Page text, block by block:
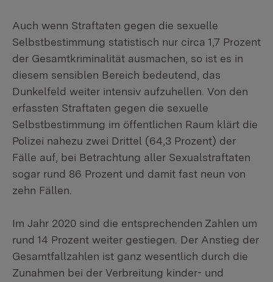
Auch wenn Straftaten gegen die sexuelle
Selbstbestimmung statistisch nur circa 1,7 Prozent
der Gesamtkriminalität ausmachen, so ist es in
diesem sensiblen Bereich bedeutend, das
Dunkelfeld weiter intensiv aufzuhellen. Von den
erfassten Straftaten gegen die sexuelle
Selbstbestimmung im öffentlichen Raum klärt die
Polizei nahezu zwei Drittel (64,3 Prozent) der
Fälle auf, bei Betrachtung aller Sexualstraftaten
sogar rund 86 Prozent und damit fast neun von
zehn Fällen.
Im Jahr 2020 sind die entsprechenden Zahlen um
rund 14 Prozent weiter gestiegen. Der Anstieg der
Gesamtfallzahlen ist ganz wesentlich durch die
Zunahmen bei der Verbreitung kinder- und